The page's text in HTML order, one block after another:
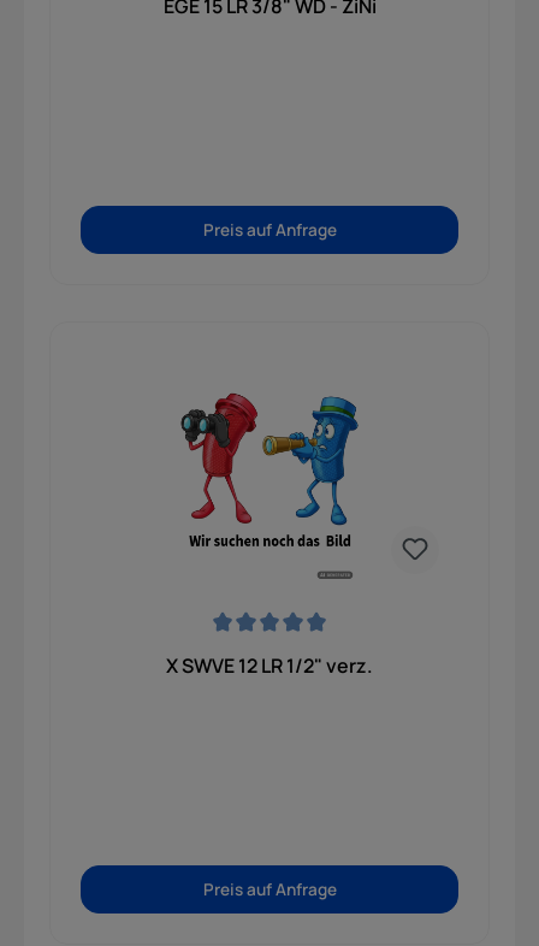
EGE 15 LR 3/8" WD - ZiNi
Preis auf Anfrage
X SWVE 12 LR 1/2" verz.
Preis auf Anfrage